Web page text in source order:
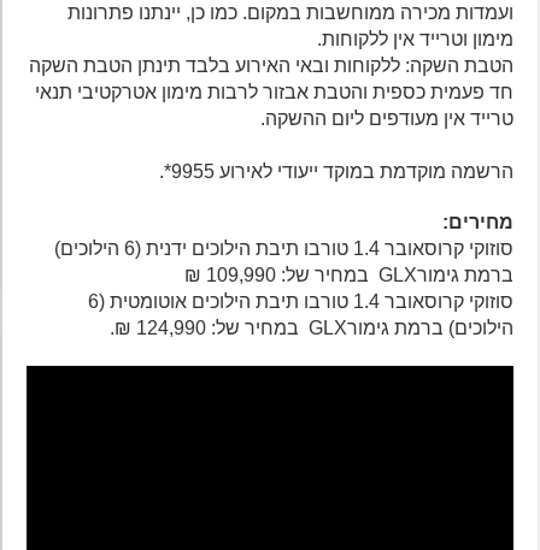
ועמדות מכירה ממוחשבות במקום. כמו כן, יינתנו פתרונות
מימון וטרייד אין ללקוחות.
הטבת השקה: ללקוחות ובאי האירוע בלבד תינתן הטבת השקה
חד פעמית כספית והטבת אבזור לרבות מימון אטרקטיבי תנאי
טרייד אין מעודפים ליום ההשקה.
הרשמה מוקדמת במוקד ייעודי לאירוע 9955*.
מחירים:
סוזוקי קרוסאובר 1.4 טורבו תיבת הילוכים ידנית (6 הילוכים)
ברמת גימורGLX במחיר של: 109,990 ₪
סוזוקי קרוסאובר 1.4 טורבו תיבת הילוכים אוטומטית (6
הילוכים) ברמת גימורGLX במחיר של: 124,990 ₪.